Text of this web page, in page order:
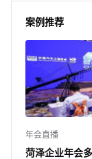
案例推荐
年会直播
菏泽企业年会